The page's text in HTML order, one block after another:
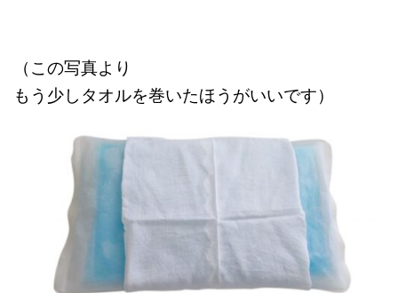
（この写真より
もう少しタオルを巻いたほうがいいです）